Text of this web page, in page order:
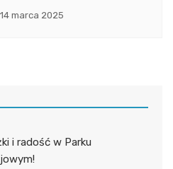
14 marca 2025
i radość w Parku